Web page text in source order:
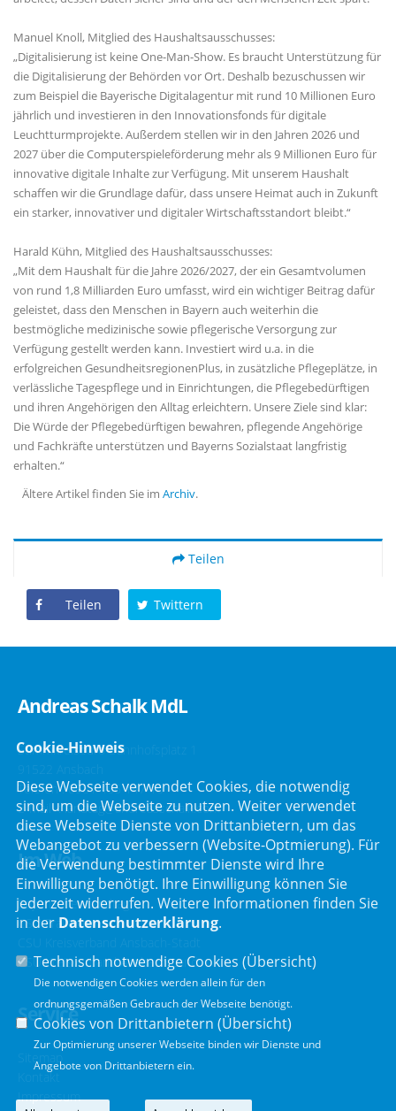
Manuel Knoll, Mitglied des Haushaltsausschusses:
Digitalisierung ist keine One-Man-Show. Es braucht Unterstützung für
die Digitalisierung der Behörden vor Ort. Deshalb bezuschussen wir
zum Beispiel die Bayerische Digitalagentur mit rund 10 Millionen Euro
jährlich und investieren in den Innovationsfonds für digitale
Leuchtturmprojekte. Außerdem stellen wir in den Jahren 2026 und
2027 über die Computerspieleförderung mehr als 9 Millionen Euro für
innovative digitale Inhalte zur Verfügung. Mit unserem Haushalt
schaffen wir die Grundlage dafür, dass unsere Heimat auch in Zukunft
ein starker, innovativer und digitaler Wirtschaftsstandort bleibt.“
Harald Kühn, Mitglied des Haushaltsausschusses:
Mit dem Haushalt für die Jahre 2026/2027, der ein Gesamtvolumen
von rund 1,8 Milliarden Euro umfasst, wird ein wichtiger Beitrag dafür
geleistet, dass den Menschen in Bayern auch weiterhin die
bestmögliche medizinische sowie pflegerische Versorgung zur
Verfügung gestellt werden kann. Investiert wird u.a. in die
erfolgreichen GesundheitsregionenPlus, in zusätzliche Pflegeplätze, in
verlässliche Tagespflege und in Einrichtungen, die Pflegebedürftigen
und ihren Angehörigen den Alltag erleichtern. Unsere Ziele sind klar:
Die Würde der Pflegebedürftigen bewahren, pflegende Angehörige
und Fachkräfte unterstützen und Bayerns Sozialstaat langfristig
erhalten.“
Ältere Artikel finden Sie im Archiv.
Teilen
Teilen Twittern
Andreas Schalk MdL
Stimmkreisbüro Bahnhofsplatz 1
91522 Ansbach
Telefon :0981 466 147 10
E-Mail :landtag@andreasschalk.com
Im Web
Bayerischer Landtag
CSU Fraktion
CSU Kreisverband Ansbach-Land
Service
Sitemap
Kontakt
Impressum
Cookie-Hinweis
Diese Webseite verwendet Cookies, die notwendig
sind, um die Webseite zu nutzen. Weiter verwendet
diese Webseite Dienste von Drittanbietern, um das
Webangebot zu verbessern (Website-Optmierung). Für
die Verwendung bestimmter Dienste wird Ihre
Einwilligung benötigt. Ihre Einwilligung können Sie
jederzeit widerrufen. Weitere Informationen finden Sie
in der Datenschutzerklärung.
Technisch notwendige Cookies (Übersicht)
Die notwendigen Cookies werden allein für den
ordnungsgemäßen Gebrauch der Webseite benötigt.
Cookies von Drittanbietern (Übersicht)
Zur Optimierung unserer Webseite binden wir Dienste und
Angebote von Drittanbietern ein.